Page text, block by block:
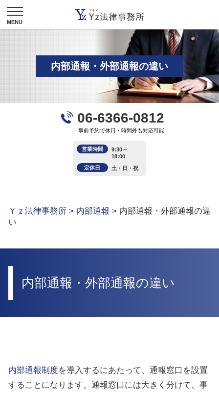
内部通報・外部通報の違い
06-6366-0812
事前予約で休日・時間外も対応可能
営業時間
9:30～
18:00
定休日
土・日・祝
Ｙｚ法律事務所 > 内部通報 > 内部通報・外部通報の違
い
内部通報・外部通報の違い
内部通報制度を導入するにあたって、通報窓口を設置
することになります。通報窓口には大きく分けて、事